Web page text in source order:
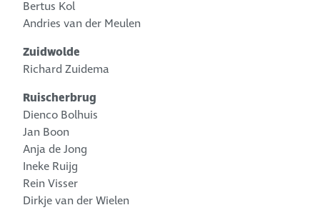
Bertus Kol
Andries van der Meulen
Zuidwolde
Richard Zuidema
Ruischerbrug
Dienco Bolhuis
Jan Boon
Anja de Jong
Ineke Ruijg
Rein Visser
Dirkje van der Wielen